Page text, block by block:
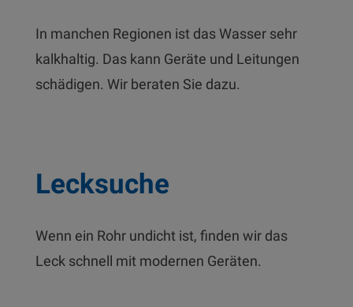
In manchen Regionen ist das Wasser sehr
kalkhaltig. Das kann Geräte und Leitungen
schädigen. Wir beraten Sie dazu.
Lecksuche
Wenn ein Rohr undicht ist, finden wir das
Leck schnell mit modernen Geräten.